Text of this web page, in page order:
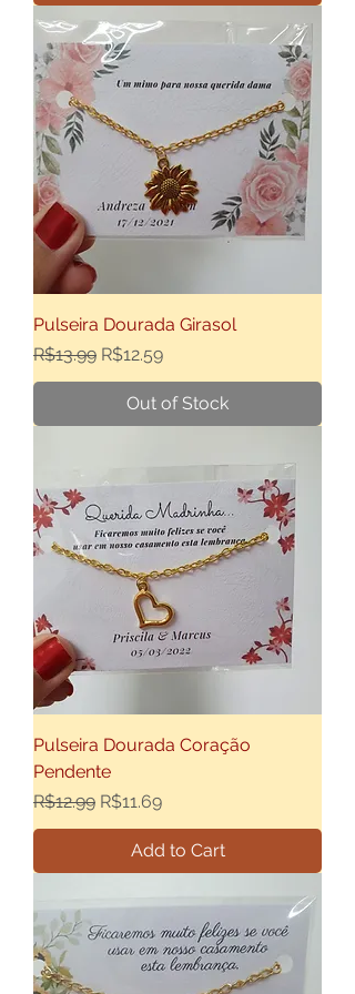
Pulseira Dourada Girasol
Regular Price
R$13.99 Sale Price
R$12.59
Out of Stock
Pulseira Dourada Coração
Pendente
Regular Price
R$12.99 Sale Price
R$11.69
Add to Cart